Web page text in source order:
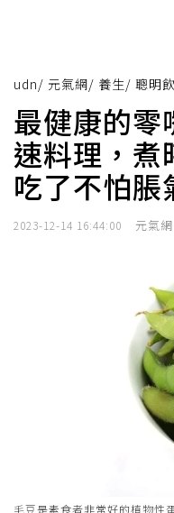
udn/ 元氣網/ 養生/ 聰明
最健康的零
速料理，煮
吃了不怕脹
2023-12-14 16:44:00 元氣
毛豆是素食者非常好的植物